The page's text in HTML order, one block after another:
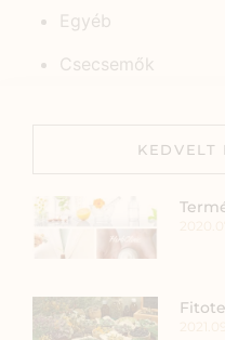
Egyéb
Csecsemők
KEDVELT